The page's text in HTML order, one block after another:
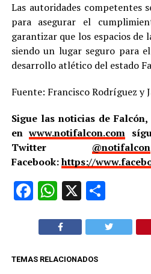
Las autoridades competentes
para asegurar el
garantizar que los espacios de
siendo un lugar seguro para
desarrollo atlético del estado
Fuente: Francisco Rodríguez y
Sigue las noticias de
enwww.notifalcon.com
Twitter @notifalcon
Facebook:https://
Facebook
WhatsApp
X
TEMAS RELACIONADOS